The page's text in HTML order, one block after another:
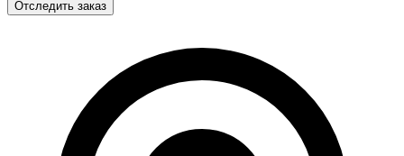
Отследить заказ